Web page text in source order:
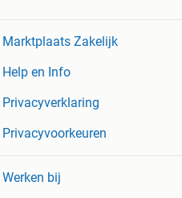
Marktplaats Zakelijk
Help en Info
Privacyverklaring
Privacyvoorkeuren
Werken bij